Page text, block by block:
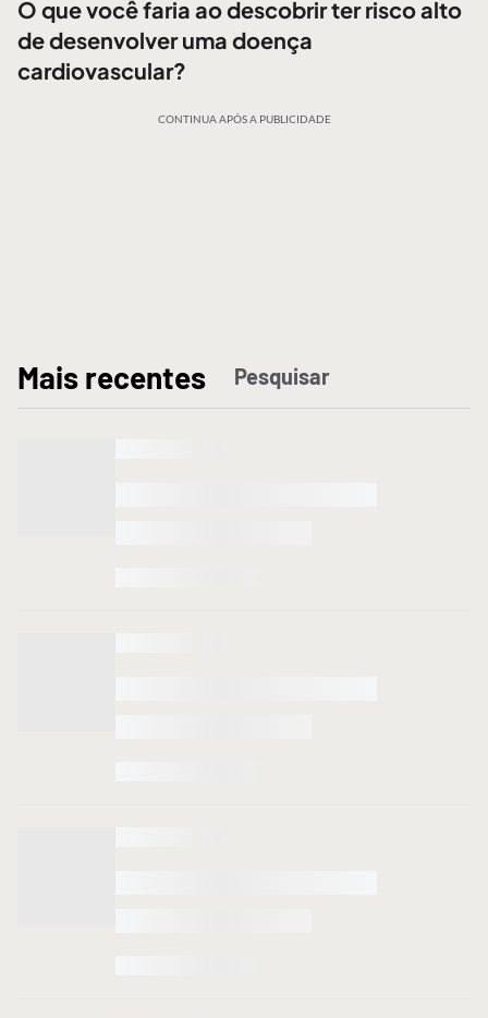
O que você faria ao descobrir ter risco alto
de desenvolver uma doença
cardiovascular?
CONTINUA APÓS A PUBLICIDADE
Mais recentes